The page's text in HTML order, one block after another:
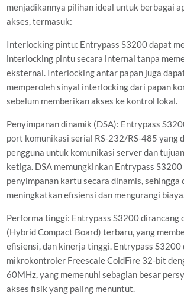
menjadikannya pilihan ideal untuk berbagai
akses, termasuk:
Interlocking pintu: Entrypass S3200 dapat
interlocking pintu secara internal tanpa
eksternal. Interlocking antar papan juga
memperoleh sinyal interlocking dari papan
sebelum memberikan akses ke kontrol lokal.
Penyimpanan dinamik (DSA): Entrypass
port komunikasi serial RS-232/RS-485 yang
pengguna untuk komunikasi server dan
ketiga. DSA memungkinkan Entrypass
penyimpanan kartu secara dinamis, sehingga
meningkatkan efisiensi dan mengurangi
Performa tinggi: Entrypass S3200 dirancang
(Hybrid Compact Board) terbaru, yang
efisiensi, dan kinerja tinggi. Entrypass S3200
mikrokontroler Freescale ColdFire 32-bit
60MHz, yang memenuhi sebagian besar
akses fisik yang paling menuntut.